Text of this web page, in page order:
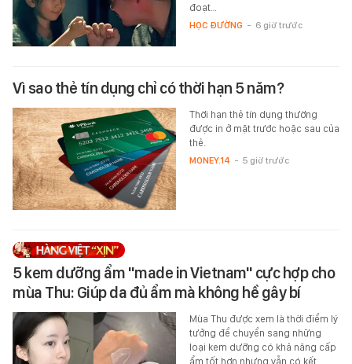
đoạt…
HỌC ĐƯỜNG - 6 giờ trước
Vì sao thẻ tín dụng chỉ có thời hạn 5 năm?
Thời hạn thẻ tín dụng thường
được in ở mặt trước hoặc sau của
thẻ.
MONEY.14 - 5 giờ trước
5 kem dưỡng ẩm "made in Vietnam" cực hợp cho
mùa Thu: Giúp da đủ ẩm mà không hề gây bí
Mùa Thu được xem là thời điểm lý
tưởng để chuyển sang những
loại kem dưỡng có khả năng cấp
ẩm tốt hơn nhưng vẫn có kết